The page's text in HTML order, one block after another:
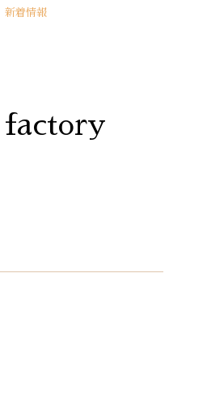
新着情報